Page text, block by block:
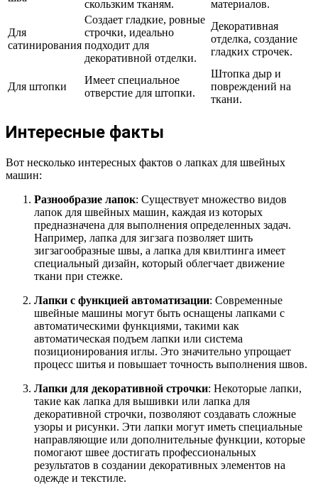
скользким тканям. материалов.
Для
сатинирования
Создает гладкие, ровные
строчки, идеально
подходит для
декоративной отделки.
Декоративная
отделка, создание
гладких строчек.
Для штопки
Имеет специальное
отверстие для штопки.
Штопка дыр и
повреждений на
ткани.
Интересные факты
Вот несколько интересных фактов о лапках для швейных
машин:
Разнообразие лапок: Существует множество видов
лапок для швейных машин, каждая из которых
предназначена для выполнения определенных задач.
Например, лапка для зигзага позволяет шить
зигзагообразные швы, а лапка для квилтинга имеет
специальный дизайн, который облегчает движение
ткани при стежке.
Лапки с функцией автоматизации: Современные
швейные машины могут быть оснащены лапками с
автоматическими функциями, такими как
автоматическая подъем лапки или система
позиционирования иглы. Это значительно упрощает
процесс шитья и повышает точность выполнения швов.
Лапки для декоративной строчки: Некоторые лапки,
такие как лапка для вышивки или лапка для
декоративной строчки, позволяют создавать сложные
узоры и рисунки. Эти лапки могут иметь специальные
направляющие или дополнительные функции, которые
помогают швее достигать профессиональных
результатов в создании декоративных элементов на
одежде и текстиле.